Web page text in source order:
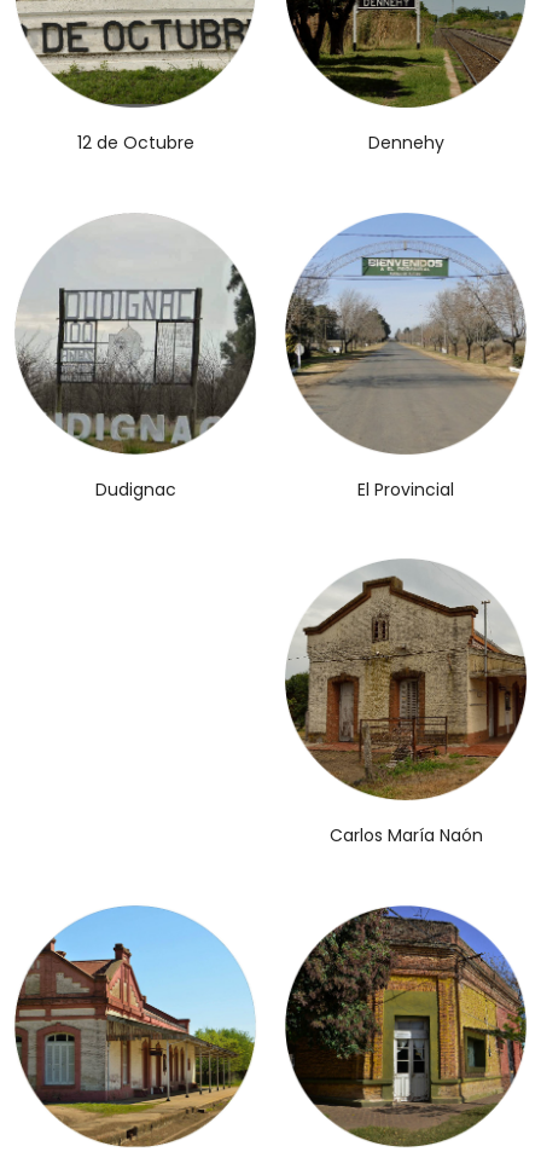
12 de Octubre Dennehy
Dudignac El Provincial
Carlos María Naón